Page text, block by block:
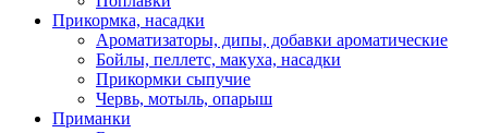
Прикормка, насадки
Ароматизаторы, дипы, добавки ароматические
Бойлы, пеллетс, макуха, насадки
Прикормки сыпучие
Червь, мотыль, опарыш
Приманки